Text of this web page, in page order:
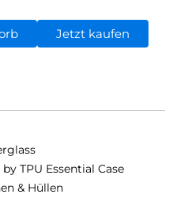
Jetzt kaufen
by TPU Essential Case
& Hüllen